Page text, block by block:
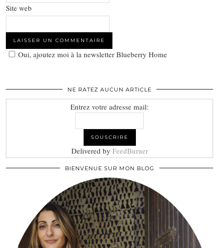
Site web
Oui, ajoutez moi à la newsletter Blueberry Home
NE RATEZ AUCUN ARTICLE
Entrez votre adresse mail:
Delivered by FeedBurner
BIENVENUE SUR MON BLOG